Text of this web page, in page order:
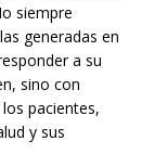
siempre
generadas en
a su
sino con
pacientes,
y sus